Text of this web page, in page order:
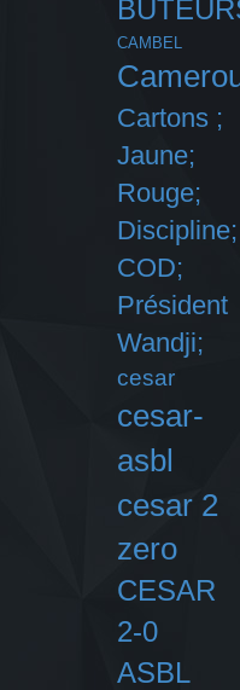
CAMBEL
Cartons ;
Jaune;
Rouge;
Discipline;
COD;
Président
Wandji;
cesar
cesar-
asbl
cesar 2
zero
CESAR
2-0
ASBL